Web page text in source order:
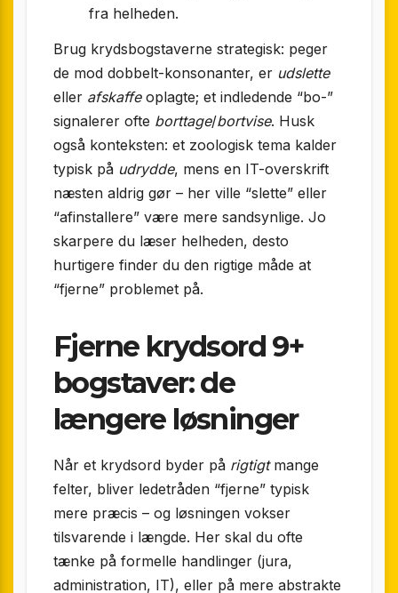
fra helheden.
Brug krydsbogstaverne strategisk: peger
de mod dobbelt-konsonanter, er udslette
eller afskaffeoplagte; et indledende “bo-”
signalerer ofte borttage/bortvise. Husk
også konteksten: et zoologisk tema kalder
typisk på udrydde, mens en IT-overskrift
næsten aldrig gør – her ville “slette” eller
“afinstallere” være mere sandsynlige. Jo
skarpere du læser helheden, desto
hurtigere finder du den rigtige måde at
“fjerne” problemet på.
Fjerne krydsord 9+
bogstaver: de
længere løsninger
Når et krydsord byder på rigtigtmange
felter, bliver ledetråden “fjerne” typisk
mere præcis – og løsningen vokser
tilsvarende i længde. Her skal du ofte
tænke på formelle handlinger (jura,
administration, IT), eller på mere abstrakte